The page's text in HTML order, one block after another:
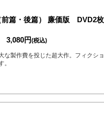
前篇・後篇） 廉価版 DVD2枚
3,080円(税込)
な製作費を投じた超大作。フィクシ
。